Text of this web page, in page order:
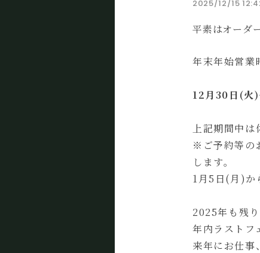
2025/12/15
平素はオーダ
年末年始営業
12月30日(火
上記期間中は
※ご予約等の
します。
1月5日(月)か
2025年も残
年内ラストフ
来年にお仕事